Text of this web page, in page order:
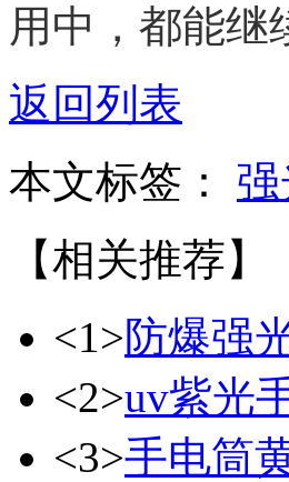
用中，都能继
返回列表
本文标签：
【相关推荐】
<1>防爆强
<2>uv紫光
<3>手电筒